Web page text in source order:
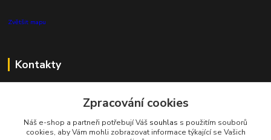
Zvětšit mapu
Kontakty
+420 727 808 115
info@proecosystem.cz
Zpracování cookies
Náš e-shop a partneři potřebují Váš souhlas s použitím souborů
cookies, aby Vám mohli zobrazovat informace týkající se Vašich